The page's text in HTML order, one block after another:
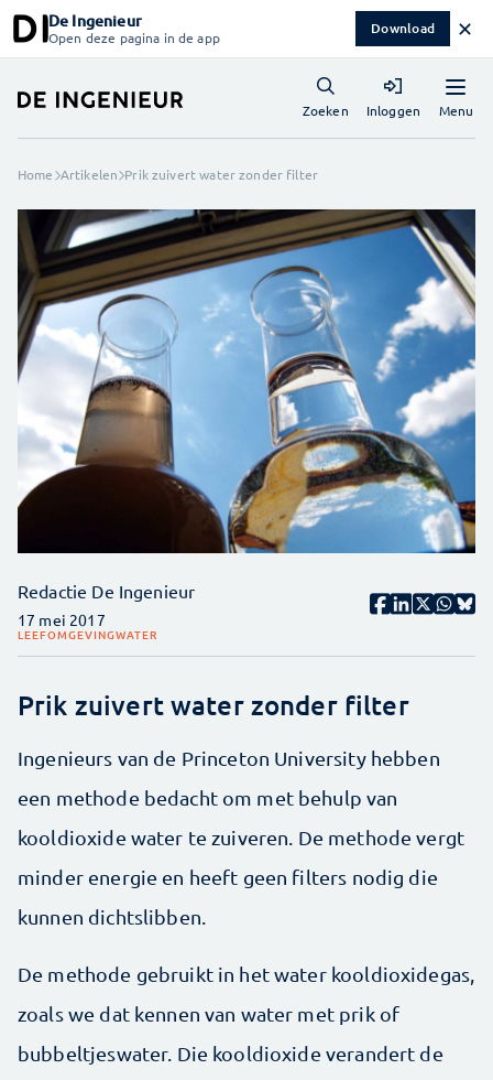
De Ingenieur
Open deze pagina in de app Download ✕
Menu
Zoeken Inloggen
Home Artikelen Prik zuivert water zonder filter
Redactie De Ingenieur
17 mei 2017
LEEFOMGEVINGWATER
Prik zuivert water zonder filter
Ingenieurs van de Princeton University hebben
een methode bedacht om met behulp van
kooldioxide water te zuiveren. De methode vergt
minder energie en heeft geen filters nodig die
kunnen dichtslibben.
De methode gebruikt in het water kooldioxidegas,
zoals we dat kennen van water met prik of
bubbeltjeswater. Die kooldioxide verandert de